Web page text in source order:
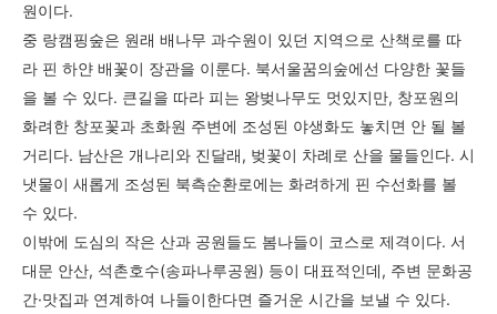
원이다.
중 랑캠핑숲은 원래 배나무 과수원이 있던 지역으로 산책로를 따
라 핀 하얀 배꽃이 장관을 이룬다. 북서울꿈의숲에선 다양한 꽃들
을 볼 수 있다. 큰길을 따라 피는 왕벚나무도 멋있지만, 창포원의
화려한 창포꽃과 초화원 주변에 조성된 야생화도 놓치면 안 될 볼
거리다. 남산은 개나리와 진달래, 벚꽃이 차례로 산을 물들인다. 시
냇물이 새롭게 조성된 북측순환로에는 화려하게 핀 수선화를 볼
수 있다.
이밖에 도심의 작은 산과 공원들도 봄나들이 코스로 제격이다. 서
대문 안산, 석촌호수(송파나루공원) 등이 대표적인데, 주변 문화공
간·맛집과 연계하여 나들이한다면 즐거운 시간을 보낼 수 있다.